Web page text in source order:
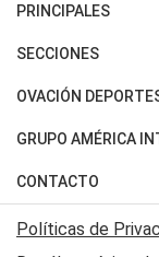
PRINCIPALES
Últimas Noticias
Política
Judiciales
Economia
SECCIONES
Horóscopo
Motores
Trucos caseros
Series y Películas
OVACIÓN
Fútbol
Mundial
Automovilismo
Rugby
GRUPO AMÉRICA
Canal 7 en Vivo
CONTACTO
Acerca de Nosotros
Políticas de